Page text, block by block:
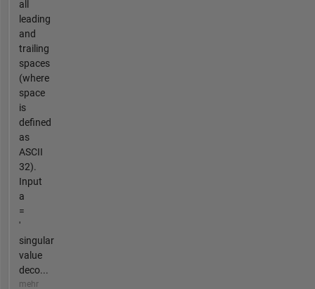
all
leading
and
trailing
spaces
(where
space
is
defined
as
ASCII
32).
Input
a
=
'
singular
value
deco...
mehr